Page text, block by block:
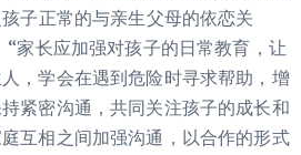
子正常的与亲生父母的依恋关
家长应加强对孩子的日常教育，让
，学会在遇到危险时寻求帮助，增
紧密沟通，共同关注孩子的成长和
互相之间加强沟通，以合作的形式